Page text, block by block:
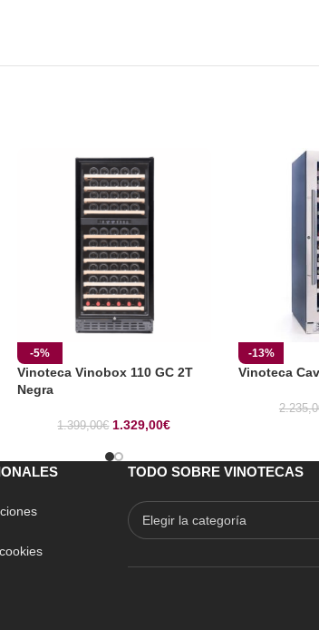
-5%
Vinoteca Vinobox 110 GC 2T
Negra
1.399,00€ 1.329,00€
-13%
Vinoteca
TODO SOBRE VINOTECAS